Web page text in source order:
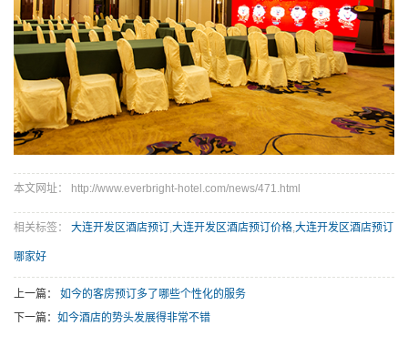
本文网址： http://www.everbright-hotel.com/news/471.html
相关标签： 大连开发区酒店预订 大连开发区酒店预订价格 大连开发区酒店预订
哪家好
上一篇： 如今的客房预订多了哪些个性化的服务
下一篇： 如今酒店的势头发展得非常不错